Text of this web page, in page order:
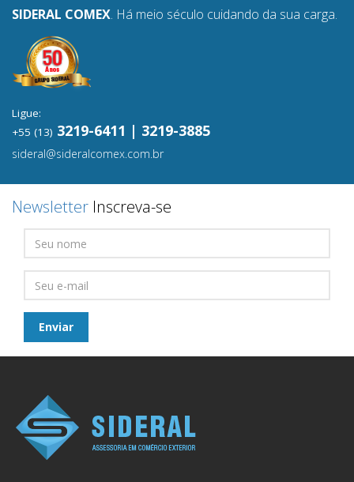
SIDERAL COMEX. Há meio século cuidando da sua carga.
Ligue:
+55 (13) 3219-6411 | 3219-3885
sideral@sideralcomex.com.br
Newsletter Inscreva-se